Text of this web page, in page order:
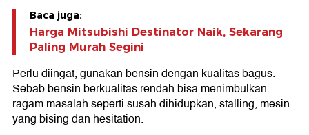
Baca juga:
Harga Mitsubishi Destinator Naik, Sekarang
Paling Murah Segini
Perlu diingat, gunakan bensin dengan kualitas bagus.
Sebab bensin berkualitas rendah bisa menimbulkan
ragam masalah seperti susah dihidupkan, stalling, mesin
yang bising dan hesitation.